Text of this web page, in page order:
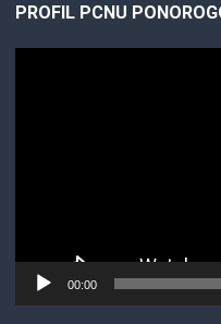
PROFIL PCNU
00:00